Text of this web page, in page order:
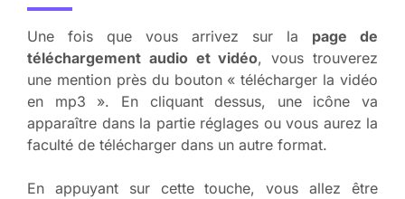
Une fois que vous arrivez sur la page de
téléchargement audio et vidéo, vous trouverez
une mention près du bouton « télécharger la vidéo
en mp3 ». En cliquant dessus, une icône va
apparaître dans la partie réglages ou vous aurez la
faculté de télécharger dans un autre format.
En appuyant sur cette touche, vous allez être